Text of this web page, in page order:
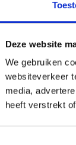
Deze website
We gebruiken
websiteverkeer
media,
heeft verstrekt